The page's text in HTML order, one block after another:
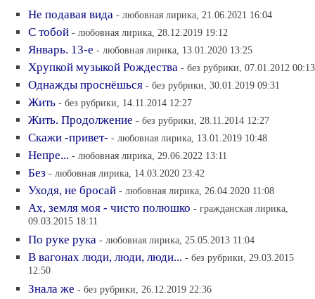
Не подавая вида - любовная лирика, 21.06.2021 16:04
С тобой - любовная лирика, 28.12.2019 19:12
Январь. 13-е - любовная лирика, 13.01.2020 13:25
Хрупкой музыкой Рождества - без рубрики, 07.01.2012 00:13
Однажды проснёшься - без рубрики, 30.01.2019 09:31
Жить - без рубрики, 14.11.2014 12:27
Жить. Продолжение - без рубрики, 28.11.2014 12:27
Скажи -привет- - любовная лирика, 13.01.2019 10:48
Непре... - любовная лирика, 29.06.2022 13:11
Без - любовная лирика, 14.03.2020 23:42
Уходя, не бросай - любовная лирика, 26.04.2020 11:08
Ах, земля моя - чисто полюшко - гражданская лирика,
09.03.2015 18:11
По руке рука - любовная лирика, 25.05.2013 11:04
В вагонах люди, люди, люди... - без рубрики, 29.03.2015
12:50
Знала же - без рубрики, 26.12.2019 22:36